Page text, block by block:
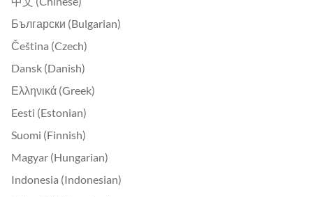
Български (Bulgarian)
Čeština (Czech)
Dansk (Danish)
Ελληνικά (Greek)
Eesti (Estonian)
Suomi (Finnish)
Magyar (Hungarian)
Indonesia (Indonesian)